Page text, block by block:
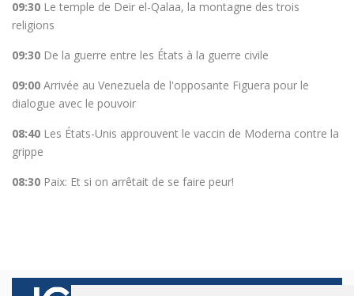
09:30 Le temple de Deir el-Qalaa, la montagne des trois
religions
09:30 De la guerre entre les États à la guerre civile
09:00 Arrivée au Venezuela de l'opposante Figuera pour le
dialogue avec le pouvoir
08:40 Les États-Unis approuvent le vaccin de Moderna contre la
grippe
08:30 Paix: Et si on arrêtait de se faire peur!